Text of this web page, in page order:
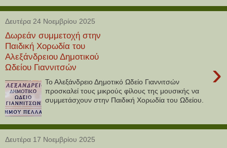
Δευτέρα 24 Νοεμβρίου 2025
Δωρεάν συμμετοχή στην
Παιδική Χορωδία του
Αλεξάνδρειου Δημοτικού
Ωδείου Γιαννιτσών
›
Το Αλεξάνδρειο Δημοτικό Ωδείο Γιαννιτσών
προσκαλεί τους μικρούς φίλους της μουσικής να
συμμετάσχουν στην Παιδική Χορωδία του Ωδείου.
Δευτέρα 17 Νοεμβρίου 2025